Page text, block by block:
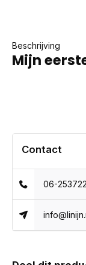
Beschrijving
Mijn
Contact
06-